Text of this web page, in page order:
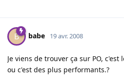
B babe 19 avr. 2008
Je viens de trouver ça sur PO,
ou c'est des plus performants.?